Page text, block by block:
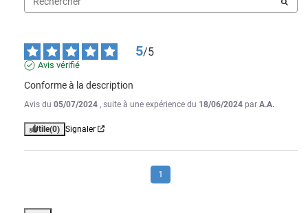
5/5
Avis vérifié
Conforme à la description
Avis du 05/07/2024 , suite à une expérience du 18/06/2024 par A.A.
Utile(0) Signaler
1